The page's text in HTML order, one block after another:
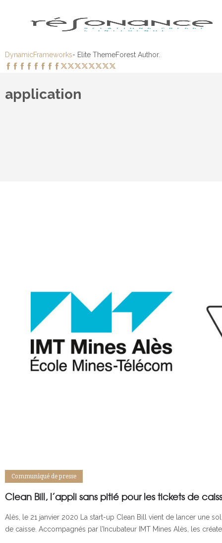
DynamicFrameworks- Elite ThemeForest Author.
application
Communiqué de presse
Clean Bill, l’appli sans pitié pour les tickets de
Alès, le 21 janvier 2020 La start-up Clean Bill vient de lancer une
de caisse. Accompagnés par l’Incubateur IMT Mines Alès, les